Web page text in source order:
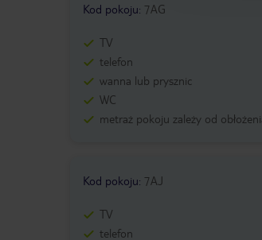
Kod pokoju: 7AG
TV
telefon
wanna lub prysznic
WC
metraż pokoju zależy od
Kod pokoju: 7AJ
TV
telefon